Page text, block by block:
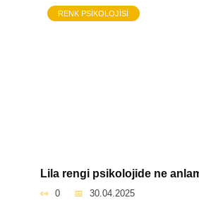
RENK PSIKOLOJISI
Lila rengi psikolojide ne
0 30.04.2025